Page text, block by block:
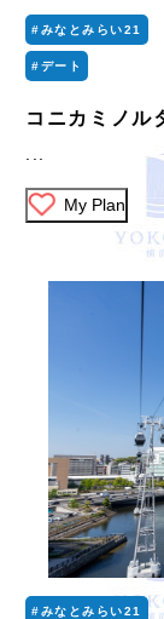
#みなとみらい21
#デート
コニカミノル
My Plan
#みなとみらい21